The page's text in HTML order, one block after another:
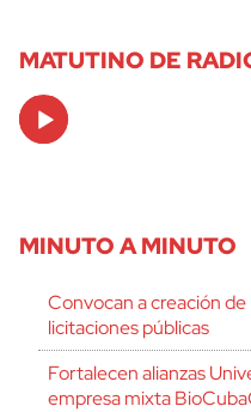
MATUTINO DE
Audio
Player
MINUTO A MINUTO
Convocan a creación
licitaciones públicas
Fortalecen alianzas
empresa mixta